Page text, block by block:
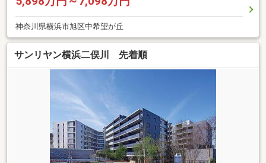
神奈川県横浜市旭区中希望が丘
サンリヤン横浜二俣川 先着順